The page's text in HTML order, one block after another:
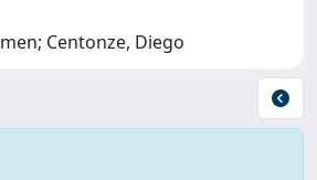
Centonze, Diego